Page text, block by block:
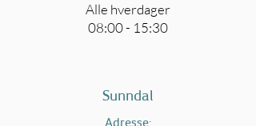
Alle hverdager
08:00 - 15:30
Sunndal
Adresse: